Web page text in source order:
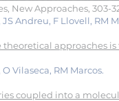
New Approaches, 303-
Andreu, F Llovell, RM
approaches
Vilaseca, RM Marcos.
coupled into a